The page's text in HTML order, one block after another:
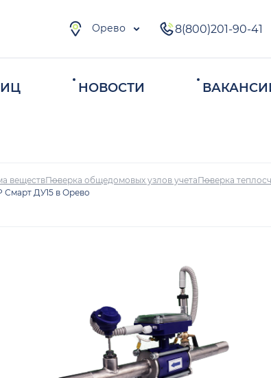
Орево 8(800)201-90-41
НОВОСТИ
веществПоверка общедомовых узлов учетаПоверка
Смарт ДУ15 в Орево